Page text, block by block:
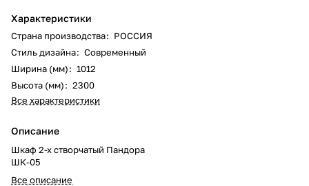
Характеристики
Страна производства: РОССИЯ
Стиль дизайна: Современный
Ширина (мм): 1012
Высота (мм): 2300
Все характеристики
Описание
Шкаф 2-х створчатый Пандора
ШК-05
Все описание